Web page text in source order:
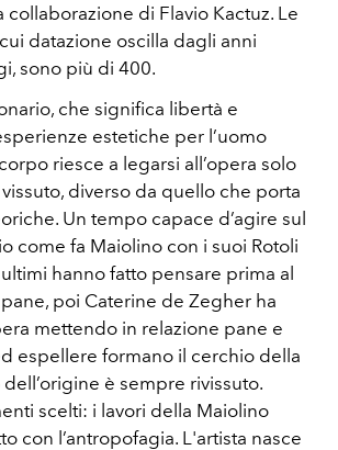
collaborazione di Flavio Kactuz. Le
datazione oscilla dagli anni
sono più di 400.
che significa libertà e
estetiche per l’uomo
riesce a legarsi all’opera solo
diverso da quello che porta
Un tempo capace d’agire sul
come fa Maiolino con i suoi Rotoli
ultimi hanno fatto pensare prima al
poi Caterine de Zegher ha
mettendo in relazione pane e
espellere formano il cerchio della
è sempre rivissuto.
scelti: i lavori della Maiolino
con l’antropofagia. L'artista nasce